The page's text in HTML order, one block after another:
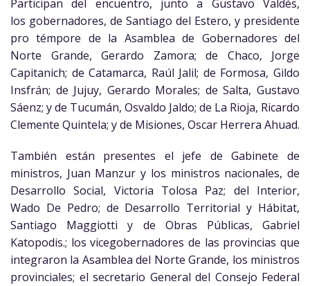
Participan del encuentro, junto a Gustavo Valdés,
los gobernadores, de Santiago del Estero, y presidente
pro témpore de la Asamblea de Gobernadores del
Norte Grande, Gerardo Zamora; de Chaco, Jorge
Capitanich; de Catamarca, Raúl Jalil; de Formosa, Gildo
Insfrán; de Jujuy, Gerardo Morales; de Salta, Gustavo
Sáenz; y de Tucumán, Osvaldo Jaldo; de La Rioja, Ricardo
Clemente Quintela; y de Misiones, Oscar Herrera Ahuad.
También están presentes el jefe de Gabinete de
ministros, Juan Manzur y los ministros nacionales, de
Desarrollo Social, Victoria Tolosa Paz; del Interior,
Wado De Pedro; de Desarrollo Territorial y Hábitat,
Santiago Maggiotti y de Obras Públicas, Gabriel
Katopodis.; los vicegobernadores de las provincias que
integraron la Asamblea del Norte Grande, los ministros
provinciales; el secretario General del Consejo Federal